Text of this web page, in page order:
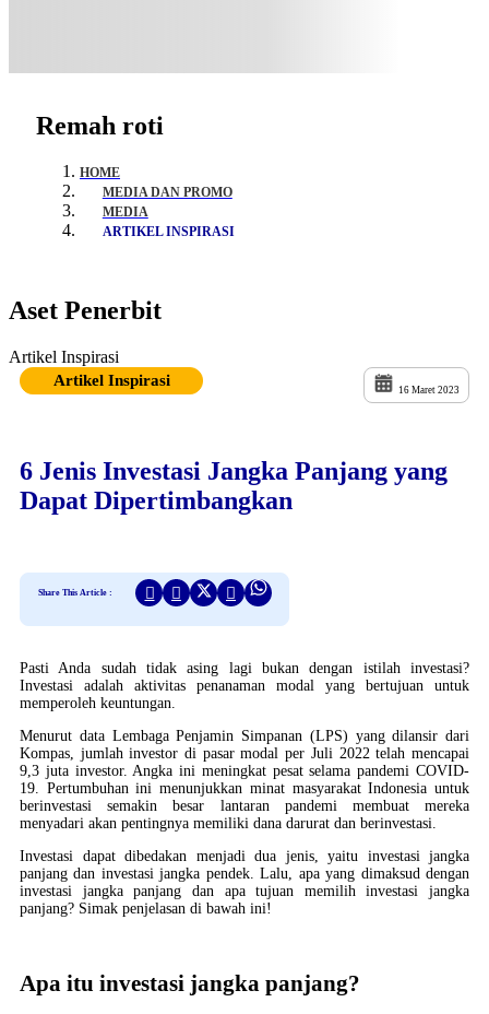
Remah roti
HOME
MEDIA DAN PROMO
MEDIA
ARTIKEL INSPIRASI
Aset Penerbit
Artikel Inspirasi
Artikel Inspirasi
16 Maret 2023
6 Jenis Investasi Jangka Panjang yang
Dapat Dipertimbangkan
Share This Article :
Pasti Anda sudah tidak asing lagi bukan dengan istilah investasi?
Investasi adalah aktivitas penanaman modal yang bertujuan untuk
memperoleh keuntungan.
Menurut data Lembaga Penjamin Simpanan (LPS) yang dilansir dari
Kompas, jumlah investor di pasar modal per Juli 2022 telah mencapai
9,3 juta investor. Angka ini meningkat pesat selama pandemi COVID-
19. Pertumbuhan ini menunjukkan minat masyarakat Indonesia untuk
berinvestasi semakin besar lantaran pandemi membuat mereka
menyadari akan pentingnya memiliki dana darurat dan berinvestasi.
Investasi dapat dibedakan menjadi dua jenis, yaitu investasi jangka
panjang dan investasi jangka pendek. Lalu, apa yang dimaksud dengan
investasi jangka panjang dan apa tujuan memilih investasi jangka
panjang? Simak penjelasan di bawah ini!
Apa itu investasi jangka panjang?